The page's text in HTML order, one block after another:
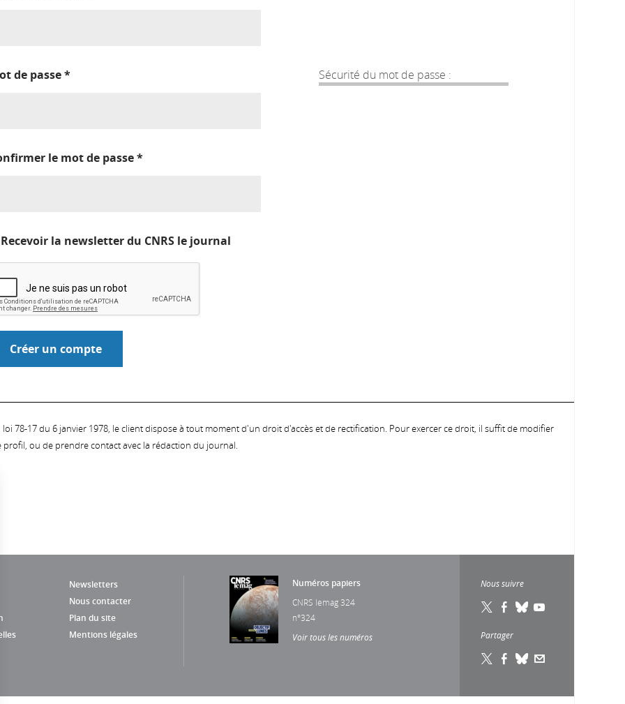
Sécurité du mot de passe :
de passe*
le mot de passe*
Recevoir la newsletter du CNRS le journal
78-17 du 6 janvier 1978, le client dispose à tout moment d'un droit d'accès et de rectification. Pour exercer ce droit, il suffit de modifier
ou de prendre contact avec la rédaction du journal.
Newsletters
Nous contacter
Plan du site
Mentions légales
Numéros papiers
CNRS lemag 324
n°324
Voir tous les numéros
Nous suivre
Partager